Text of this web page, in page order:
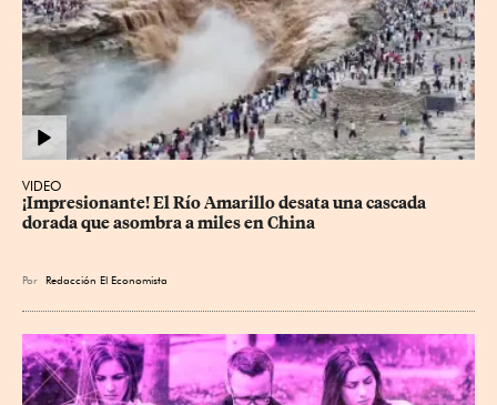
VIDEO
¡Impresionante! El Río Amarillo desata una cascada
dorada que asombra a miles en China
Por Redacción El Economista